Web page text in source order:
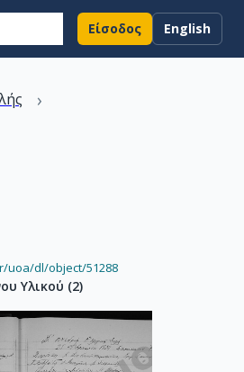
Είσοδος English
›
uoa/dl/object/51288
Υλικού (2)